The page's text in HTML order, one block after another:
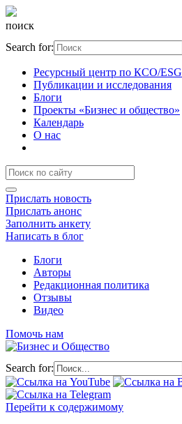
поиск
Search for:
Ресурсный центр по КСО/ESG
Публикации и исследования
Блоги
Проекты «Бизнес и общество»
Календарь
О нас
Прислать новость
Прислать анонс
Заполнить анкету
Написать в блог
Блоги
Авторы
Редакционная политика
Отзывы
Видео
Помочь нам
Search for:
Перейти к содержимому